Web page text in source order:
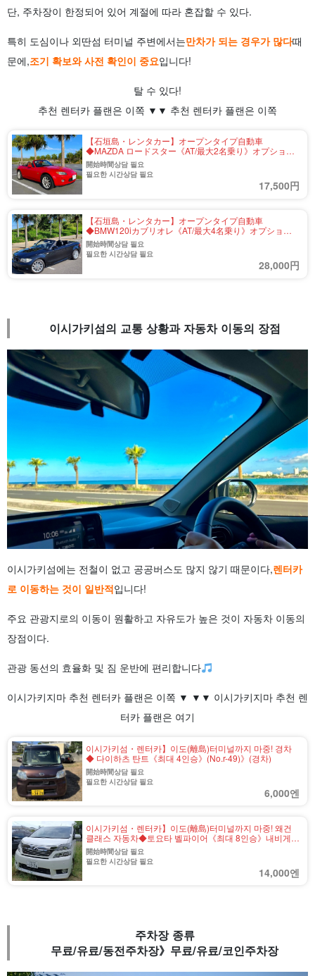
단, 주차장이 한정되어 있어 계절에 따라 혼잡할 수 있다.
특히 도심이나 외딴섬 터미널 주변에서는만차가 되는 경우가 많다때
문에,조기 확보와 사전 확인이 중요입니다!
탈 수 있다!
추천 렌터카 플랜은 이쪽 ▼▼ 추천 렌터카 플랜은 이쪽
【石垣島・レンタカー】オープンタイプ自動車
◆MAZDA ロードスター《AT/最大2名乗り》オプション
で送迎・乗り捨ても可能♪（No.r-39）
開始時間상담 필요
필요한 시간상담 필요
17,500円
【石垣島・レンタカー】オープンタイプ自動車
◆BMW120iカブリオレ《AT/最大4名乗り》オプション
で送迎・乗り捨ても可能♪（No.r-31）
開始時間상담 필요
필요한 시간상담 필요
28,000円
이시가키섬의 교통 상황과 자동차 이동의 장점
이시가키섬에는 전철이 없고 공공버스도 많지 않기 때문이다,렌터카
로 이동하는 것이 일반적입니다!
주요 관광지로의 이동이 원활하고 자유도가 높은 것이 자동차 이동의
장점이다.
관광 동선의 효율화 및 짐 운반에 편리합니다
이시가키지마 추천 렌터카 플랜은 이쪽 ▼ ▼▼ 이시가키지마 추천 렌
터카 플랜은 여기
이시가키섬・렌터카】이도(離島)터미널까지 마중! 경차
◆ 다이하츠 탄트《최대 4인승》(No.r-49)》(경차)
開始時間상담 필요
필요한 시간상담 필요
6,000엔
이시가키섬・렌터카】이도(離島)터미널까지 마중! 왜건
클래스 자동차◆토요타 벨파이어《최대 8인승》내비게이
션 기본 장착(No.r-44)
開始時間상담 필요
필요한 시간상담 필요
14,000엔
주차장 종류
무료/유료/동전주차장》무료/유료/코인주차장